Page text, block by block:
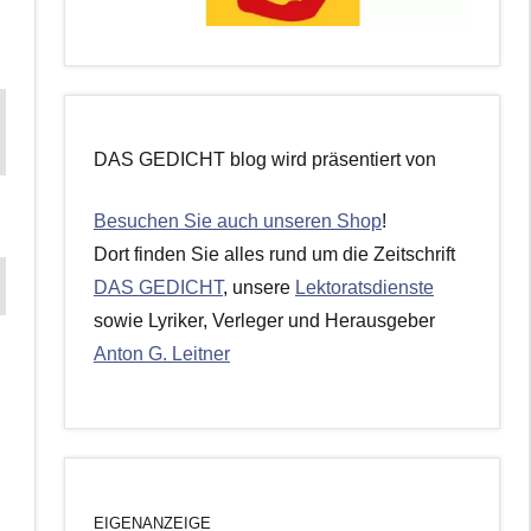
DAS GEDICHT blog wird präsentiert von
Besuchen Sie auch unseren Shop!
Dort finden Sie alles rund um die Zeitschrift
DAS GEDICHT, unsere Lektoratsdienste
sowie Lyriker, Verleger und Herausgeber
Anton G. Leitner
EIGENANZEIGE